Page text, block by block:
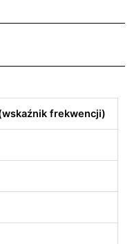
frekwencji)